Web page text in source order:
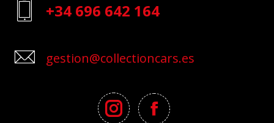
+34 696 642 164
gestion@collectioncars.es